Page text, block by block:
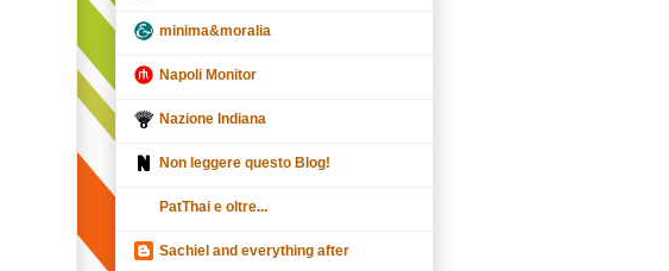
minima&moralia
Napoli Monitor
Nazione Indiana
Non leggere questo Blog!
PatThai e oltre...
Sachiel and everything after